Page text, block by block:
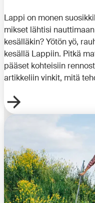
Lappi on monen
mikset lähtisi
kesälläkin? Yötön yö,
kesällä Lappiin. Pitkä
pääset kohteisiin
artikkeliin vinkit, mitä